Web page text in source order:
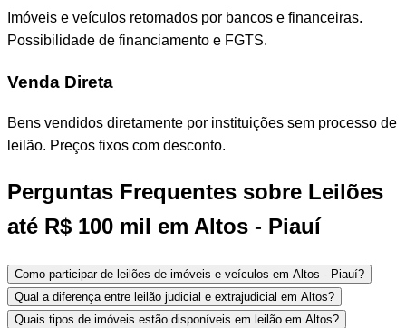
Imóveis e veículos retomados por bancos e financeiras.
Possibilidade de financiamento e FGTS.
Venda Direta
Bens vendidos diretamente por instituições sem processo de
leilão. Preços fixos com desconto.
Perguntas Frequentes sobre Leilões
até R$ 100 mil em Altos - Piauí
Como participar de leilões de imóveis e veículos em Altos - Piauí?
Qual a diferença entre leilão judicial e extrajudicial em Altos?
Quais tipos de imóveis estão disponíveis em leilão em Altos?